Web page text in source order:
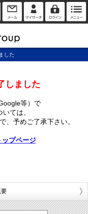
した
しました
等）で
ては、
、 予めご了承下さい。
プページ